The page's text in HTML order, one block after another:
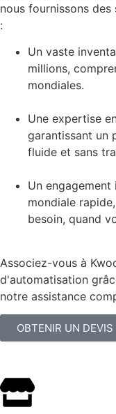
nous fournissons
:
Un vaste
millions,
mondiales.
Une expertise
garantissant un
fluide et sans
Un
mondiale
besoin, quand
Associez-vous à
d'automatisation
notre assistance
OBTENIR UN DEVIS